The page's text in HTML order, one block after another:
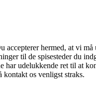
hermed, at vi
til de spisesteder du
udelukkende ret til at
kontakt os venligst straks.